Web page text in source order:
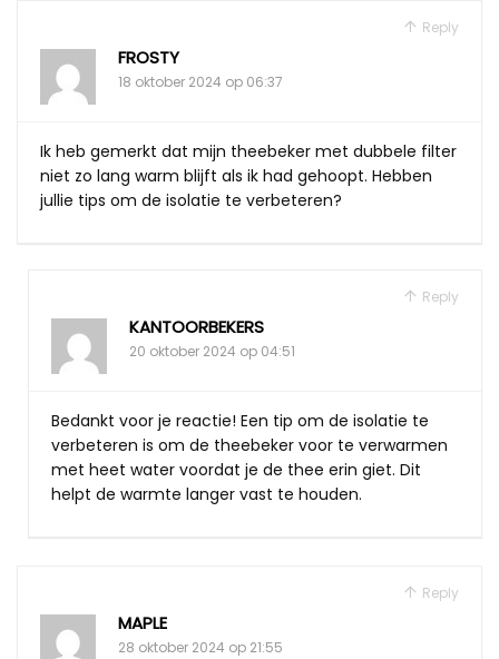
Reply
FROSTY
18 oktober 2024 op 06:37
Ik heb gemerkt dat mijn theebeker met dubbele filter
niet zo lang warm blijft als ik had gehoopt. Hebben
jullie tips om de isolatie te verbeteren?
Reply
KANTOORBEKERS
20 oktober 2024 op 04:51
Bedankt voor je reactie! Een tip om de isolatie te
verbeteren is om de theebeker voor te verwarmen
met heet water voordat je de thee erin giet. Dit
helpt de warmte langer vast te houden.
Reply
MAPLE
28 oktober 2024 op 21:55